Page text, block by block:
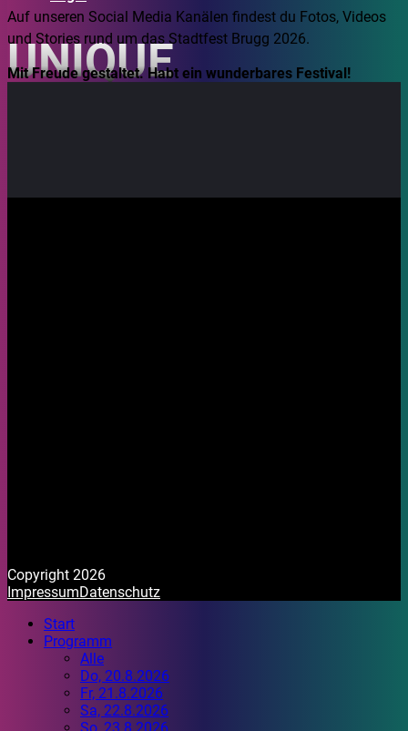
UNIQUE
Auf unseren Social Media Kanälen findest du Fotos, Videos
und Stories rund um das Stadtfest Brugg 2026.
Mit Freude gestaltet. Habt ein wunderbares Festival!
Copyright 2026
ImpressumDatenschutz
Start
Programm
Alle
Do, 20.8.2026
Fr, 21.8.2026
Sa, 22.8.2026
So, 23.8.2026